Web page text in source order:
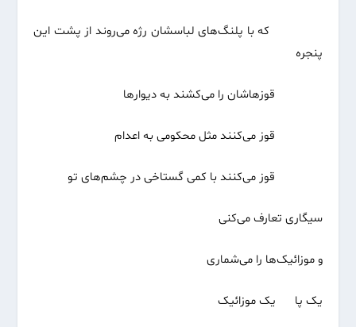
که با پلنگ‌های لباسشان رژه می‌روند از پشت این
پنجره
قوزهاشان را می‌کشند به دیوارها
قوز می‌کنند مثل محکومی به اعدام
قوز می‌کنند با کمی گستاخی در چشم‌های تو
سیگاری تعارف می‌کنی
و موزائیک‌ها را می‌شماری
یک پا یک موزائیک